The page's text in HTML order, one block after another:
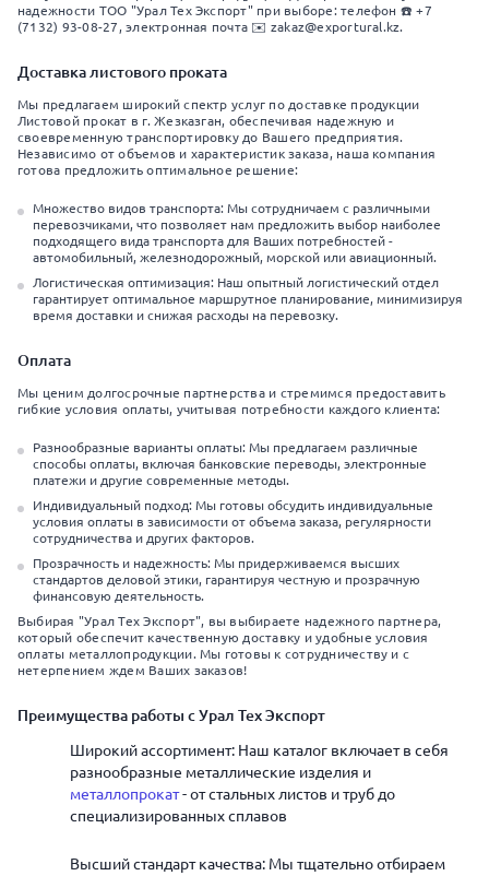
надежности ТОО "Урал Тех Экспорт" при выборе: телефон ☎️ +7
(7132) 93-08-27, электронная почта ✉️ zakaz@exportural.kz.
Доставка листового проката
Мы предлагаем широкий спектр услуг по доставке продукции
Листовой прокат в г. Жезказган, обеспечивая надежную и
своевременную транспортировку до Вашего предприятия.
Независимо от объемов и характеристик заказа, наша компания
готова предложить оптимальное решение:
Множество видов транспорта: Мы сотрудничаем с различными
перевозчиками, что позволяет нам предложить выбор наиболее
подходящего вида транспорта для Ваших потребностей -
автомобильный, железнодорожный, морской или авиационный.
Логистическая оптимизация: Наш опытный логистический отдел
гарантирует оптимальное маршрутное планирование, минимизируя
время доставки и снижая расходы на перевозку.
Оплата
Мы ценим долгосрочные партнерства и стремимся предоставить
гибкие условия оплаты, учитывая потребности каждого клиента:
Разнообразные варианты оплаты: Мы предлагаем различные
способы оплаты, включая банковские переводы, электронные
платежи и другие современные методы.
Индивидуальный подход: Мы готовы обсудить индивидуальные
условия оплаты в зависимости от объема заказа, регулярности
сотрудничества и других факторов.
Прозрачность и надежность: Мы придерживаемся высших
стандартов деловой этики, гарантируя честную и прозрачную
финансовую деятельность.
Выбирая "Урал Тех Экспорт", вы выбираете надежного партнера,
который обеспечит качественную доставку и удобные условия
оплаты металлопродукции. Мы готовы к сотрудничеству и с
нетерпением ждем Ваших заказов!
Преимущества работы с Урал Тех Экспорт
Широкий ассортимент: Наш каталог включает в себя
разнообразные металлические изделия и
металлопрокат- от стальных листов и труб до
специализированных сплавов
Высший стандарт качества: Мы тщательно отбираем